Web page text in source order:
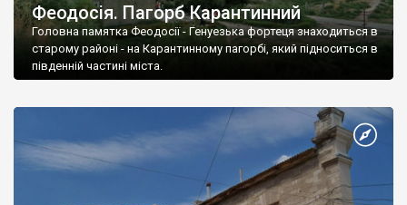
Феодосія. Пагорб Карантинний
Головна памятка Феодосії - Генуезька фортеця знаходиться в
старому районі - на Карантинному пагорбі, який підноситься в
південній частині міста.